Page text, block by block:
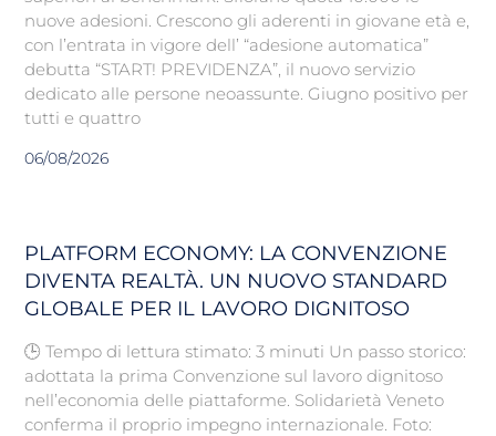
nuove adesioni. Crescono gli aderenti in giovane età e,
con l’entrata in vigore dell’ “adesione automatica”
debutta “START! PREVIDENZA”, il nuovo servizio
dedicato alle persone neoassunte. Giugno positivo per
tutti e quattro
06/08/2026
PLATFORM ECONOMY: LA CONVENZIONE
DIVENTA REALTÀ. UN NUOVO STANDARD
GLOBALE PER IL LAVORO DIGNITOSO
🕒 Tempo di lettura stimato: 3 minuti Un passo storico:
adottata la prima Convenzione sul lavoro dignitoso
nell’economia delle piattaforme. Solidarietà Veneto
conferma il proprio impegno internazionale. Foto: